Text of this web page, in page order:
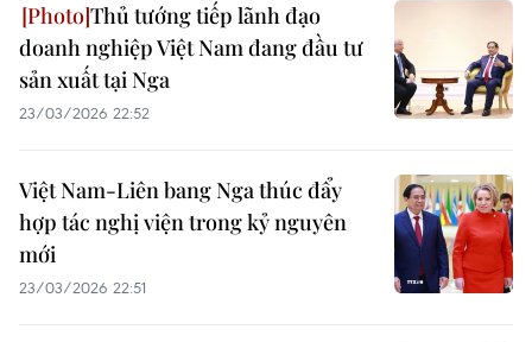
Thủ tướng tiếp lãnh đạo
doanh nghiệp Việt Nam đang đầu tư
sản xuất tại Nga
23/03/2026 22:52
Việt Nam-Liên bang Nga thúc đẩy
hợp tác nghị viện trong kỷ nguyên
mới
23/03/2026 22:51